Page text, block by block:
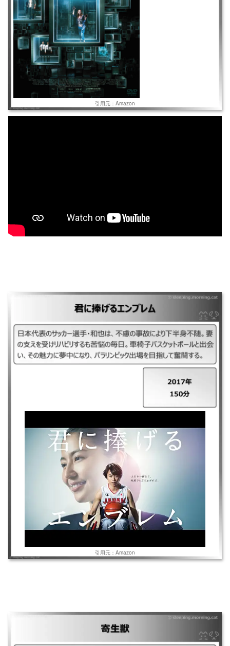
引用元：Amazon
引用元：Amazon
和也は、不慮の事故により下半身不随。妻の支えを受けリハビリするも苦
悩の毎日。車椅子バスケットボールと出会い、その魅力に夢中になり、パ
ラリンピック出場を目指して奮闘する。